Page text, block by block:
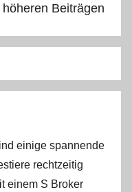
höheren Beiträgen
einige spannende
rechtzeitig
einem S Broker